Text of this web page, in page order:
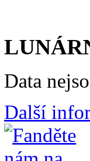
Data
Další